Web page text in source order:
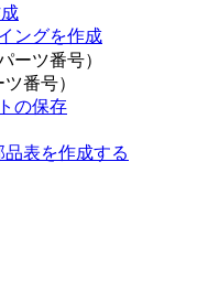
ングを作成
ーツ番号）
番号）
の保存
表を作成する